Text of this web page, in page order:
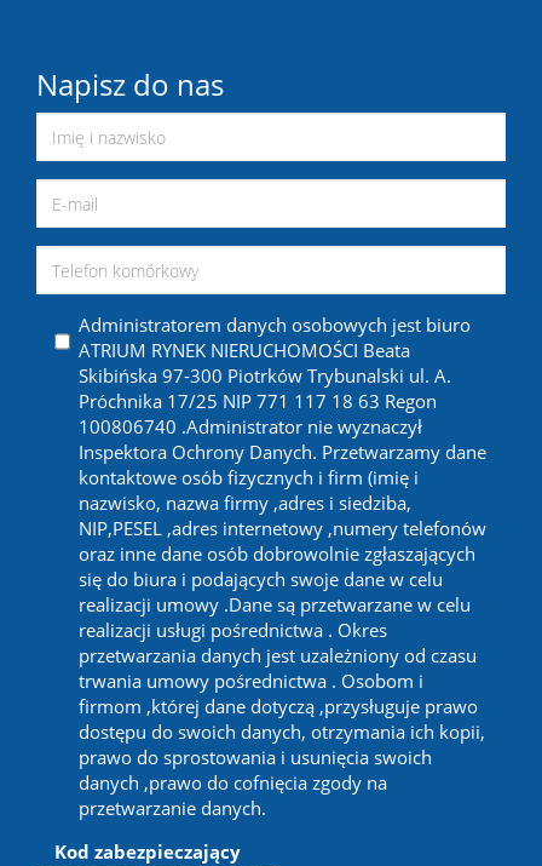
Napisz do nas
Administratorem danych osobowych jest biuro
ATRIUM RYNEK NIERUCHOMOŚCI Beata
Skibińska 97-300 Piotrków Trybunalski ul. A.
Próchnika 17/25 NIP 771 117 18 63 Regon
100806740 .Administrator nie wyznaczył
Inspektora Ochrony Danych. Przetwarzamy dane
kontaktowe osób fizycznych i firm (imię i
nazwisko, nazwa firmy ,adres i siedziba,
NIP,PESEL ,adres internetowy ,numery telefonów
oraz inne dane osób dobrowolnie zgłaszających
się do biura i podających swoje dane w celu
realizacji umowy .Dane są przetwarzane w celu
realizacji usługi pośrednictwa . Okres
przetwarzania danych jest uzależniony od czasu
trwania umowy pośrednictwa . Osobom i
firmom ,której dane dotyczą ,przysługuje prawo
dostępu do swoich danych, otrzymania ich kopii,
prawo do sprostowania i usunięcia swoich
danych ,prawo do cofnięcia zgody na
przetwarzanie danych.
Kod zabezpieczający